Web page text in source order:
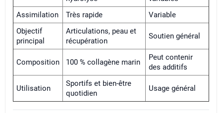
Assimilation
Très rapide
Variable
Objectif
principal
Articulations, peau et
récupération
Soutien général
Composition 100 % collagène marin
Peut contenir
des additifs
Utilisation
Sportifs et bien-être
quotidien
Usage général